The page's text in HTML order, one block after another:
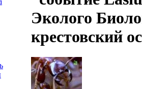
Эколого
крестовский